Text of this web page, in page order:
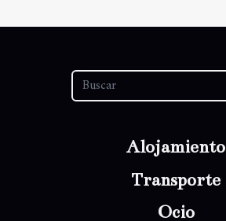
Alojamiento
Transporte
Ocio